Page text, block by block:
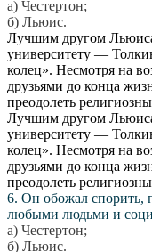
а) Честертон;
б) Льюис.
Лучшим другом
университету —
колец». Несмотря на
друзьями до конца
преодолеть
Лучшим другом
университету —
колец». Несмотря на
друзьями до конца
преодолеть
6. Он обожал спорить,
любыми людьми и
а) Честертон;
б) Льюис.